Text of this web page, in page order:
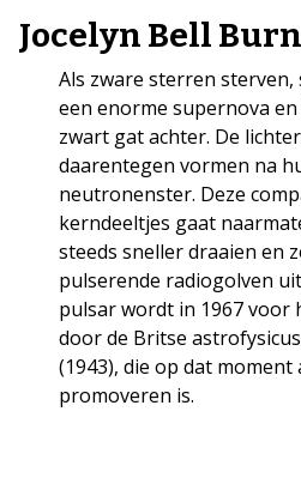
Jocelyn Bell
Als zware sterren
een enorme supernova
zwart gat achter. De
daarentegen vormen na
neutronenster. Deze
kerndeeltjes gaat
steeds sneller draaien en
pulserende radiogolven
pulsar wordt in 1967 voor
door de Britse
(1943), die op dat moment
promoveren is.